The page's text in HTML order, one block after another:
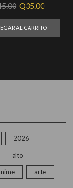
Q35.00
AL CARRITO
2026
alto
arte